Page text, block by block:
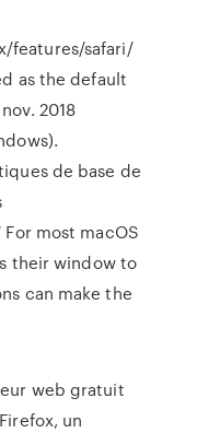
features/safari/
as the default
2018
de base de
For most macOS
their window to
can make the
web gratuit
un